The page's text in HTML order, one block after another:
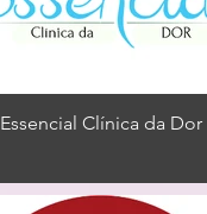
Essencial Clínica da Dor